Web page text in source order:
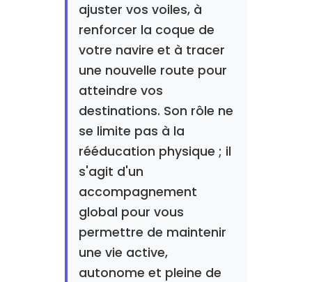
ajuster vos voiles, à
renforcer la coque de
votre navire et à tracer
une nouvelle route pour
atteindre vos
destinations. Son rôle ne
se limite pas à la
rééducation physique ; il
s'agit d'un
accompagnement
global pour vous
permettre de maintenir
une vie active,
autonome et pleine de